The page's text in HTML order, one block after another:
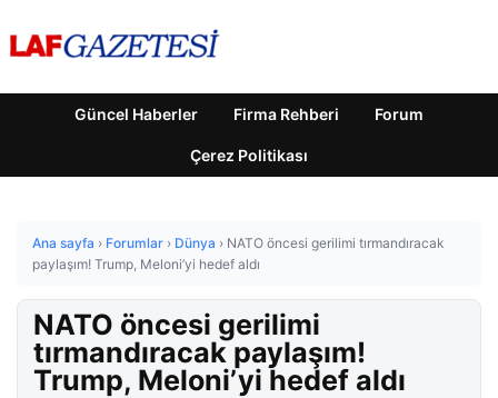
Güncel Haberler Firma Rehberi Forum
Çerez Politikası
Ana sayfa › Forumlar › Dünya › NATO öncesi gerilimi tırmandıracak
paylaşım! Trump, Meloni’yi hedef aldı
NATO öncesi gerilimi
tırmandıracak paylaşım!
Trump, Meloni’yi hedef aldı